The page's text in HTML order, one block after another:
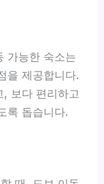
가능한 숙소는
을 제공합니다.
, 보다 편리하고
록 돕습니다.